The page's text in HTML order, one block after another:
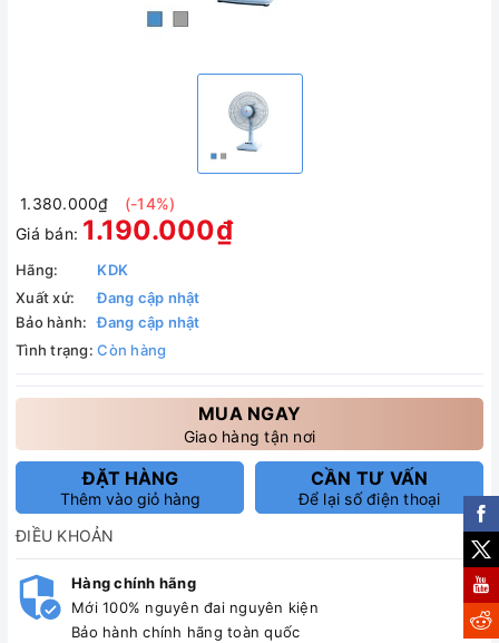
1.380.000₫
(-14%)
Giá bán: 1.190.000₫
Hãng:
KDK
Xuất xứ:
Đang cập nhật
Bảo hành:
Đang cập nhật
Tình trạng: Còn hàng
MUA NGAY
Giao hàng tận nơi
ĐẶT HÀNG
Thêm vào giỏ hàng
CẦN TƯ VẤN
Để lại số điện thoại
ĐIỀU KHOẢN
Hàng chính hãng
Mới 100% nguyên đai nguyên kiện
Bảo hành chính hãng toàn quốc